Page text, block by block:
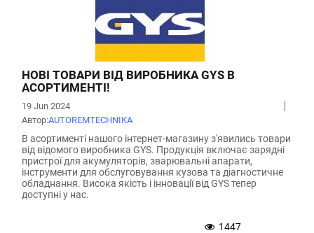
НОВІ ТОВАРИ ВІД ВИРОБНИКА GYS В
АСОРТИМЕНТІ!
19 Jun 2024
Автор:АUTOREMTECHNIKA
В асортименті нашого інтернет-магазину з'явились товари
від відомого виробника GYS. Продукція включає зарядні
пристрої для акумуляторів, зварювальні апарати,
інструменти для обслуговування кузова та діагностичне
обладнання. Висока якість і інновації від GYS тепер
доступні у нас.
1447